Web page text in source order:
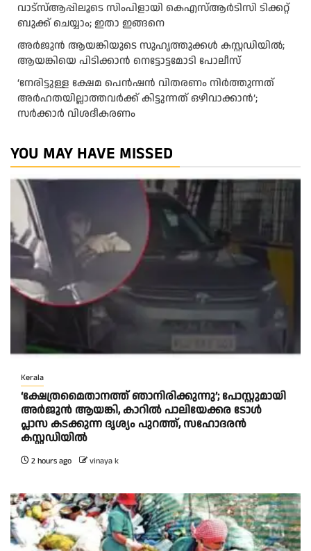
വാട്‌സ്ആപ്പിലൂടെ സിംപിളായി കെഎസ്ആര്‍ടിസി ടിക്കറ്റ്
ബുക്ക് ചെയ്യാം; ഇതാ ഇങ്ങനെ
അർജുൻ ആയങ്കിയുടെ സുഹൃത്തുക്കൾ കസ്റ്റഡിയിൽ;
ആയങ്കിയെ പിടിക്കാൻ നെട്ടോട്ടമോടി പോലീസ്
‘നേരിട്ടുള്ള ക്ഷേമ പെൻഷൻ വിതരണം നി‍‍ർത്തുന്നത്
അർഹതയില്ലാത്തവർക്ക് കിട്ടുന്നത് ഒഴിവാക്കാൻ’;
സർക്കാ‍ർ വിശദീകരണം
YOU MAY HAVE MISSED
Kerala
‘ക്ഷേത്രമൈതാനത്ത് ഞാനിരിക്കുന്നു’; പോസ്റ്റുമായി
അർജുൻ ആയങ്കി, കാറിൽ പാലിയേക്കര ടോൾ
പ്ലാസ കടക്കുന്ന ദൃശ്യം പുറത്ത്, സഹോദരൻ
കസ്റ്റഡിയിൽ
2 hours ago vinaya k